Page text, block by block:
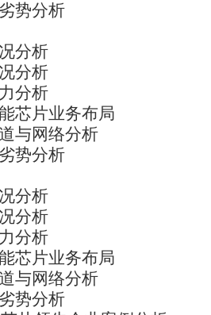
势分析
分析
分析
分析
芯片业务布局
与网络分析
势分析
分析
分析
分析
芯片业务布局
与网络分析
势分析